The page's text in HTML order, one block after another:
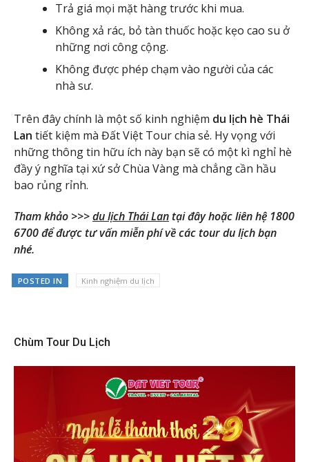
Trả giá mọi mặt hàng trước khi mua.
Không xả rác, bỏ tàn thuốc hoặc kẹo cao su ở
những nơi công cộng.
Không được phép chạm vào người của các
nhà sư.
Trên đây chính là một số kinh nghiệm du lịch hè Thái
Lan tiết kiệm mà Đất Việt Tour chia sẻ. Hy vọng với
những thông tin hữu ích này bạn sẽ có một kì nghỉ hè
đầy ý nghĩa tại xứ sở Chùa Vàng mà chẳng cần hầu
bao rủng rỉnh.
Tham khảo >>>du lịch Thái Lantại đây hoặc liên hệ 1800
6700 để được tư vấn miễn phí về các tour du lịch bạn
nhé.
POSTED IN Kinh nghiệm du lịch
Chùm Tour Du Lịch